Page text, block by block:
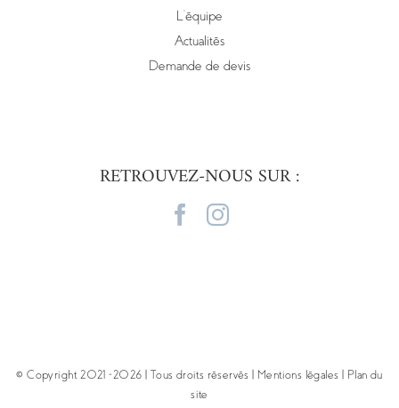
L’équipe
Actualités
Demande de devis
RETROUVEZ-NOUS SUR :
© Copyright 2021 -2026 | Tous droits réservés | Mentions légales
Plan du
site